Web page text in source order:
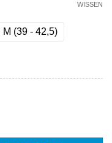
M (39 - 42,5)
WISSEN
- Tavi aantal